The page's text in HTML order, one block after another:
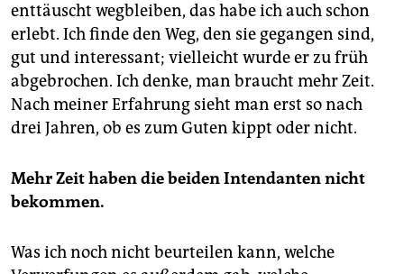
enttäuscht wegbleiben, das habe ich auch schon
erlebt. Ich finde den Weg, den sie gegangen sind,
gut und interessant; vielleicht wurde er zu früh
abgebrochen. Ich denke, man braucht mehr Zeit.
Nach meiner Erfahrung sieht man erst so nach
drei Jahren, ob es zum Guten kippt oder nicht.
Mehr Zeit haben die beiden Intendanten nicht
bekommen.
Was ich noch nicht beurteilen kann, welche